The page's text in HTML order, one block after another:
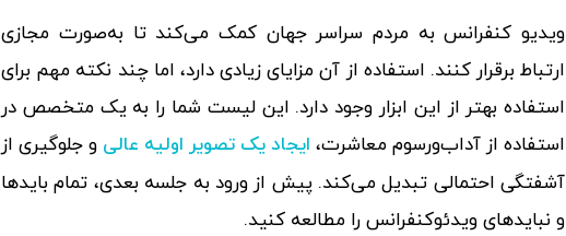
ویدیو کنفرانس به مردم سراسر جهان کمک می‌کند تا به‌صورت مجازی
ارتباط برقرار کنند. استفاده از آن مزایای زیادی دارد، اما چند نکته مهم برای
استفاده بهتر از این ابزار وجود دارد. این لیست شما را به یک متخصص در
استفاده از آداب‌و‌رسوم معاشرت، ایجاد یک تصویر اولیه عالی و جلوگیری از
آشفتگی احتمالی تبدیل می‌کند. پیش از ورود به جلسه بعدی، تمام باید‌ها
و نباید‌های ویدئوکنفرانس را مطالعه کنید.